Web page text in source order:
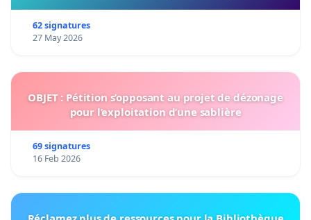
62 signatures
27 May 2026
OBJET : Pétition s’opposant au projet de dézonage
pour l’exploitation d’une sablière
69 signatures
16 Feb 2026